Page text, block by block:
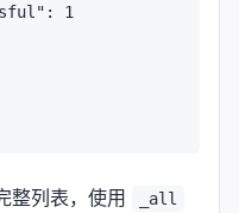
1
整列表，使用 _all